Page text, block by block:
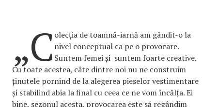
„C olecția de toamnă-iarnă am gândit-o la
nivel conceptual ca pe o provocare.
Suntem femei și suntem foarte creative.
Cu toate acestea, câte dintre noi nu ne construim
ținutele pornind de la alegerea pieselor vestimentare
și stabilind abia la final cu ceea ce ne vom încălța. Ei
bine, sezonul acesta, provocarea este să regândim